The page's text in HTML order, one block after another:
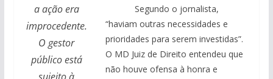
a ação era
improcedente.
O gestor
público está
Segundo o jornalista,
“haviam outras necessidades e
prioridades para serem investidas”.
O MD Juiz de Direito entendeu que
não houve ofensa à honra e